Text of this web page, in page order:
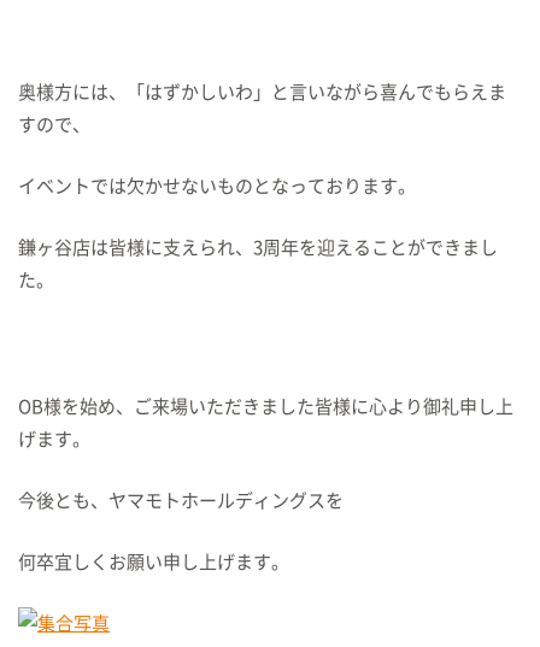
奥様方には、「はずかしいわ」と言いながら喜んでもらえま
すので、
イベントでは欠かせないものとなっております。
鎌ヶ谷店は皆様に支えられ、3周年を迎えることができまし
た。
OB様を始め、ご来場いただきました皆様に心より御礼申し上
げます。
今後とも、ヤマモトホールディングスを
何卒宜しくお願い申し上げます。